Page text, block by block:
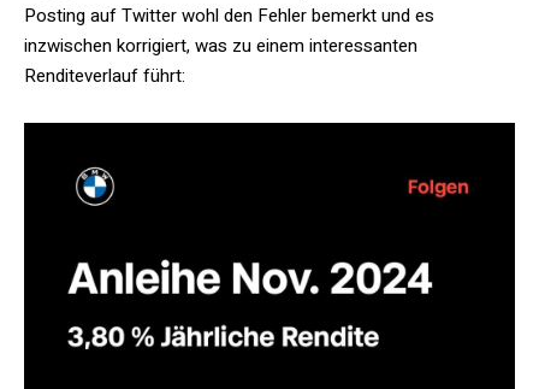
Posting auf Twitter wohl den Fehler bemerkt und es
inzwischen korrigiert, was zu einem interessanten
Renditeverlauf führt: